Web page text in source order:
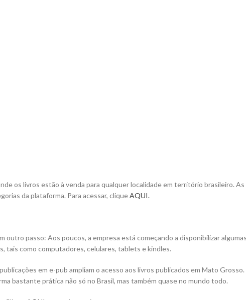
os livros estão à venda para qualquer localidade em território brasileiro. As
da plataforma. Para acessar, cliqueAQUI.
passo: Aos poucos, a empresa está começando a disponibilizar algumas
tais como computadores, celulares, tablets e kindles.
em e-pub ampliam o acesso aos livros publicados em Mato Grosso.
bastante prática não só no Brasil, mas também quase no mundo todo.